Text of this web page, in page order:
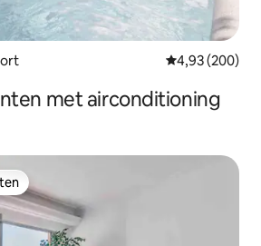
Gemiddelde
4,93 (200)
met airconditioning